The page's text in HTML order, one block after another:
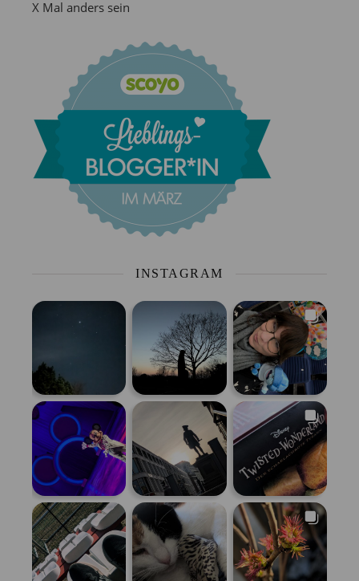
X Mal anders sein
INSTAGRAM